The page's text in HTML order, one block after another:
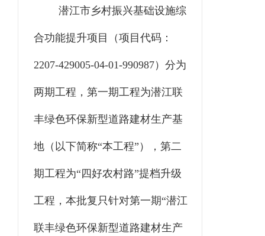
潜江市乡村振兴基础设施综
合功能提升项目 （项目代码：
2207-429005-04-01-990987） 分为
两期工程，第一期工程为潜江联
丰绿色环保新型道路建材生产基
地（以下简称“本工程”），第二
期工程为“四好农村路”提档升级
工程，本批复只针对第一期“潜江
联丰绿色环保新型道路建材生产